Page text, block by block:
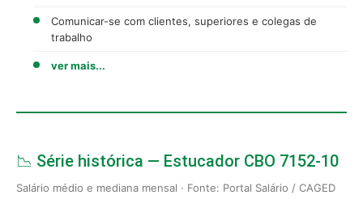
Comunicar-se com clientes, superiores e colegas de
trabalho
ver mais...
📉 Série histórica — Estucador CBO 7152-10
Salário médio e mediana mensal · Fonte: Portal Salário / CAGED